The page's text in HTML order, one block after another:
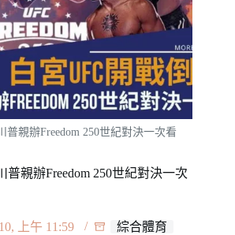
普親辦Freedom 250世紀對決一次看
普親辦Freedom 250世紀對決一次
上午 11:59 綜合體育